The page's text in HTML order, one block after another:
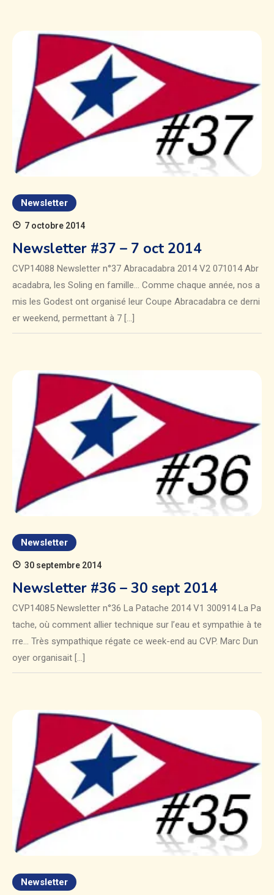
Newsletter
7 octobre 2014
Newsletter #37 – 7 oct 2014
CVP14088 Newsletter n°37 Abracadabra 2014 V2 071014 Abr
acadabra, les Soling en famille… Comme chaque année, nos a
mis les Godest ont organisé leur Coupe Abracadabra ce derni
er weekend, permettant à 7 […]
Newsletter
30 septembre 2014
Newsletter #36 – 30 sept 2014
CVP14085 Newsletter n°36 La Patache 2014 V1 300914 La Pa
tache, où comment allier technique sur l’eau et sympathie à te
rre… Très sympathique régate ce week-end au CVP. Marc Dun
oyer organisait […]
Newsletter